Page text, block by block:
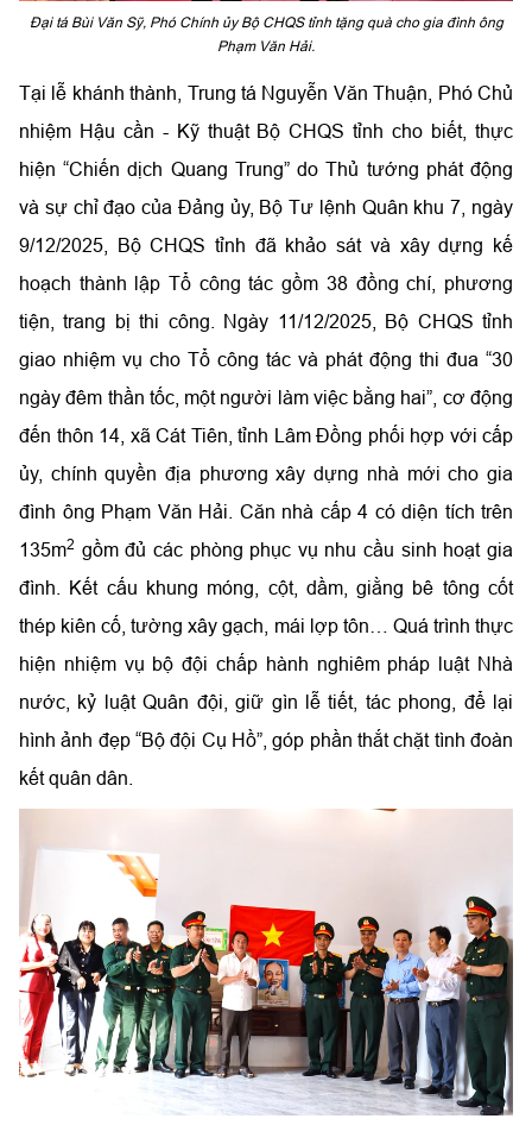
Đại tá Bùi Văn Sỹ, Phó Chính ủy Bộ CHQS tỉnh tặng quà cho gia đình ông
Phạm Văn Hải.
Tại lễ khánh thành, Trung tá Nguyễn Văn Thuận, Phó Chủ
nhiệm Hậu cần - Kỹ thuật Bộ CHQS tỉnh cho biết, thực
hiện “Chiến dịch Quang Trung” do Thủ tướng phát động
và sự chỉ đạo của Đảng ủy, Bộ Tư lệnh Quân khu 7, ngày
9/12/2025, Bộ CHQS tỉnh đã khảo sát và xây dựng kế
hoạch thành lập Tổ công tác gồm 38 đồng chí, phương
tiện, trang bị thi công. Ngày 11/12/2025, Bộ CHQS tỉnh
giao nhiệm vụ cho Tổ công tác và phát động thi đua “30
ngày đêm thần tốc, một người làm việc bằng hai”, cơ động
đến thôn 14, xã Cát Tiên, tỉnh Lâm Đồng phối hợp với cấp
ủy, chính quyền địa phương xây dựng nhà mới cho gia
đình ông Phạm Văn Hải. Căn nhà cấp 4 có diện tích trên
135m2 gồm đủ các phòng phục vụ nhu cầu sinh hoạt gia
đình. Kết cấu khung móng, cột, dầm, giằng bê tông cốt
thép kiên cố, tường xây gạch, mái lợp tôn… Quá trình thực
hiện nhiệm vụ bộ đội chấp hành nghiêm pháp luật Nhà
nước, kỷ luật Quân đội, giữ gìn lễ tiết, tác phong, để lại
hình ảnh đẹp “Bộ đội Cụ Hồ”, góp phần thắt chặt tình đoàn
kết quân dân.